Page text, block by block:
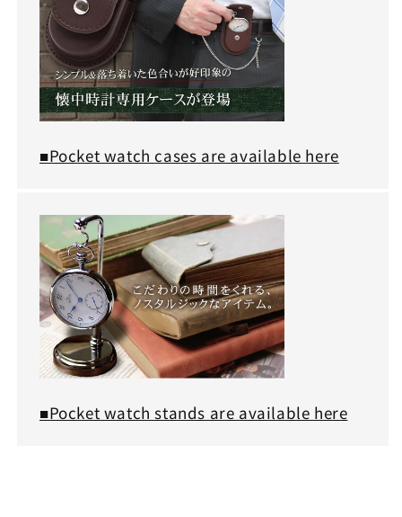
■Pocket watch cases are available here
■Pocket watch stands are available here